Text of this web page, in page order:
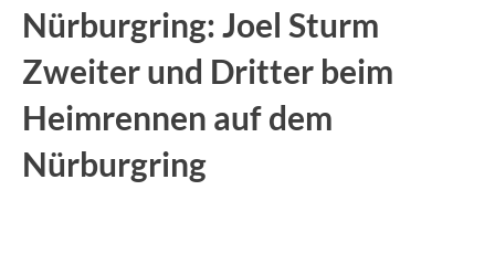
Nürburg­ring: Joel Sturm
Zweiter und Dritter beim
Heim­rennen auf dem
Nürburg­ring